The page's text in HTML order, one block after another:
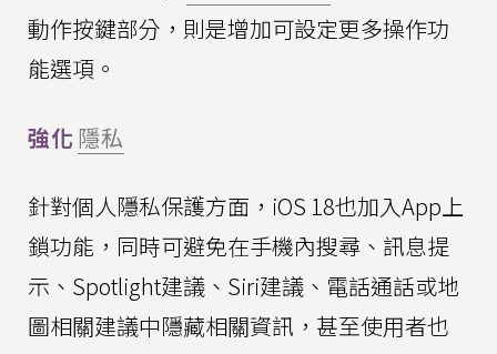
動作按鍵部分，則是增加可設定更多操作功
能選項。
強化 隱私
針對個人隱私保護方面，iOS 18也加入App上
鎖功能，同時可避免在手機內搜尋、訊息提
示、Spotlight建議、Siri建議、電話通話或地
圖相關建議中隱藏相關資訊，甚至使用者也